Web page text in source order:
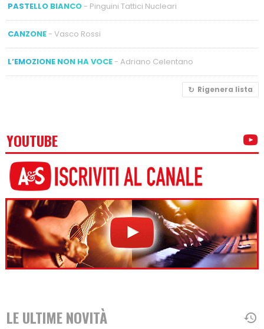
PASTELLO BIANCO- Pinguini Tattici Nucleari
CANZONE- Vasco Rossi
L’EMOZIONE NON HA VOCE- Adriano Celentano
Rigenera lista
YOUTUBE
LE ULTIME NOVITÀ